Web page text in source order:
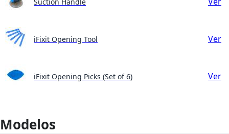
iFixit Opening Tool Ver
iFixit Opening Picks (Set of 6) Ver
Modelos